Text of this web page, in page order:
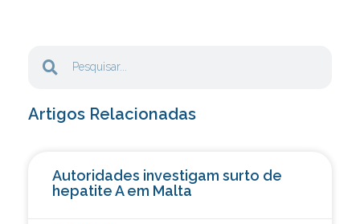
Artigos Relacionadas
Autoridades investigam surto de
hepatite A em Malta